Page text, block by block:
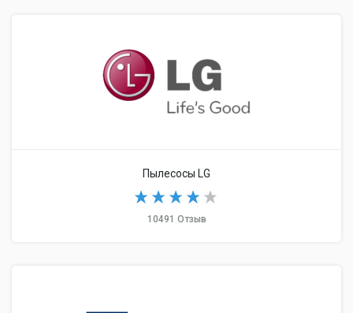
Пылесосы LG
10491 Отзыв